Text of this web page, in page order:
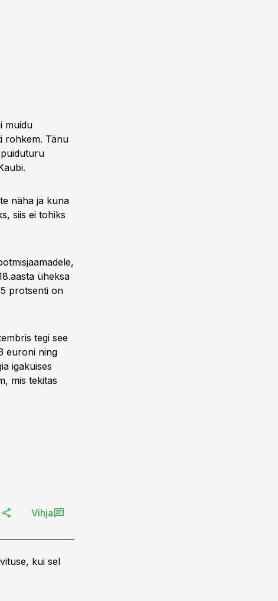
muidu
rohkem. Tänu
näha ja kuna
siis ei tohiks
üheksa
protsenti on
tegi see
euroni ning
igakuises
mis tekitas
Vihja
kui sel